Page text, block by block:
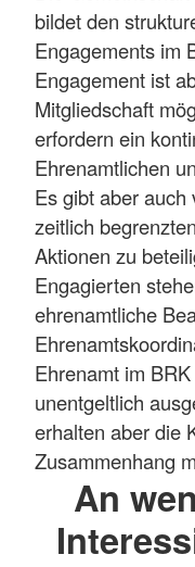
bildet den
Engagements im
Engagement ist
Mitgliedschaft
erfordern ein
Ehrenamtlichen
Es gibt aber auch
zeitlich
Aktionen zu
Engagierten
ehrenamtliche
Ehrenamt im
unentgeltlich
erhalten aber die
Zusammenhang
An